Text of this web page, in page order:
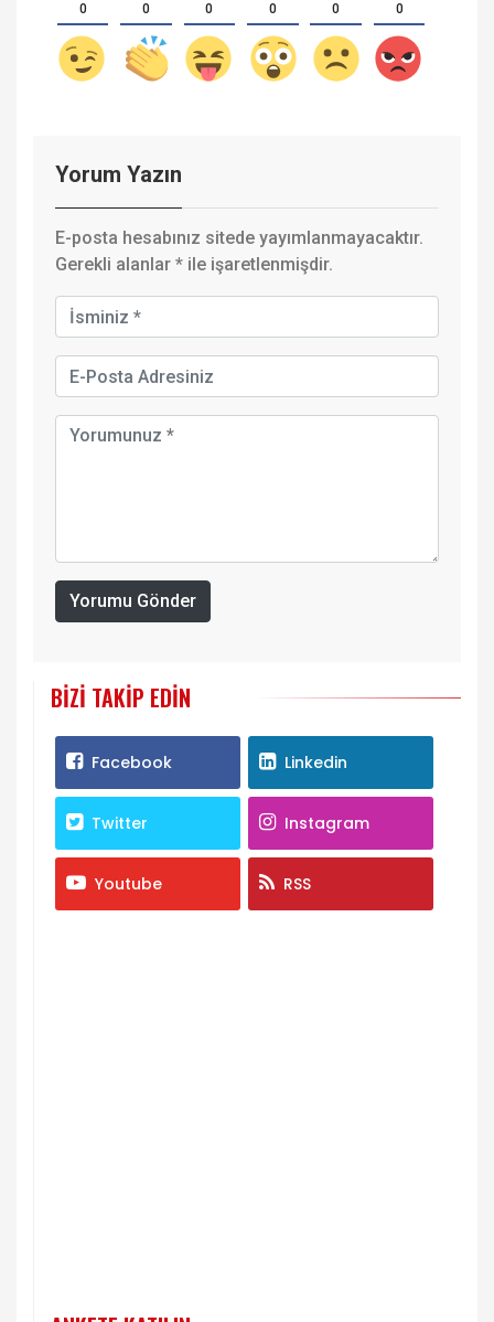
0 0 0 0 0 0
Yorum Yazın
E-posta hesabınız sitede yayımlanmayacaktır.
Gerekli alanlar * ile işaretlenmişdir.
Yorumu Gönder
BIZI TAKIP EDIN
Facebook Linkedin
Twitter Instagram
Youtube RSS